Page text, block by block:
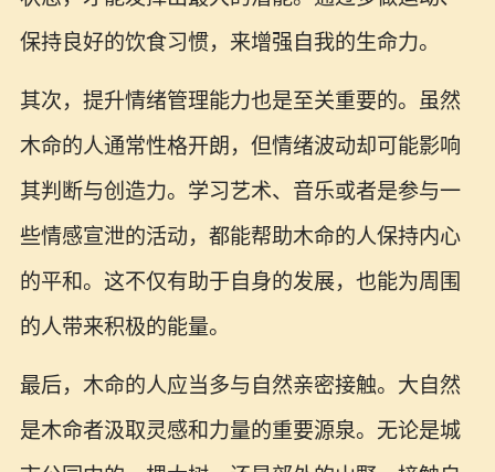
保持良好的饮食习惯，来增强自我的生命力。
其次，提升情绪管理能力也是至关重要的。虽然
木命的人通常性格开朗，但情绪波动却可能影响
其判断与创造力。学习艺术、音乐或者是参与一
些情感宣泄的活动，都能帮助木命的人保持内心
的平和。这不仅有助于自身的发展，也能为周围
的人带来积极的能量。
最后，木命的人应当多与自然亲密接触。大自然
是木命者汲取灵感和力量的重要源泉。无论是城